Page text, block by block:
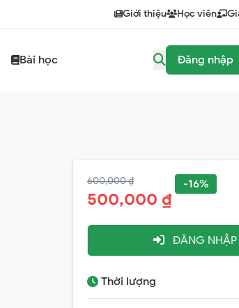
Giới thiệu Học viên
Bài học Đăng nhập
600,000 ₫
500,000 ₫
-16%
ĐĂNG NHẬP
Thời lượng